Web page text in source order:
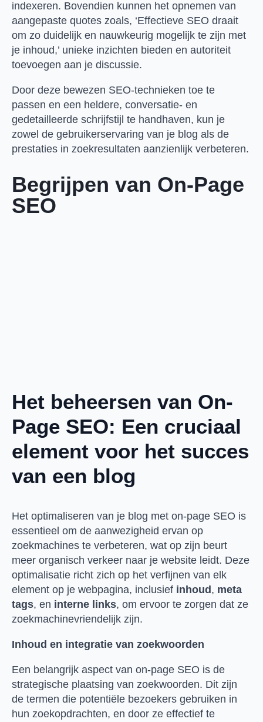
indexeren. Bovendien kunnen het opnemen van
aangepaste quotes zoals, ‘Effectieve SEO draait
om zo duidelijk en nauwkeurig mogelijk te zijn met
je inhoud,’ unieke inzichten bieden en autoriteit
toevoegen aan je discussie.
Door deze bewezen SEO-technieken toe te
passen en een heldere, conversatie- en
gedetailleerde schrijfstijl te handhaven, kun je
zowel de gebruikerservaring van je blog als de
prestaties in zoekresultaten aanzienlijk verbeteren.
Begrijpen van On-Page
SEO
Het beheersen van On-
Page SEO: Een cruciaal
element voor het succes
van een blog
Het optimaliseren van je blog met on-page SEO is
essentieel om de aanwezigheid ervan op
zoekmachines te verbeteren, wat op zijn beurt
meer organisch verkeer naar je website leidt. Deze
optimalisatie richt zich op het verfijnen van elk
element op je webpagina, inclusief inhoud , meta
tags, en interne links, om ervoor te zorgen dat ze
zoekmachinevriendelijk zijn.
Inhoud en integratie van zoekwoorden
Een belangrijk aspect van on-page SEO is de
strategische plaatsing van zoekwoorden. Dit zijn
de termen die potentiële bezoekers gebruiken in
hun zoekopdrachten, en door ze effectief te